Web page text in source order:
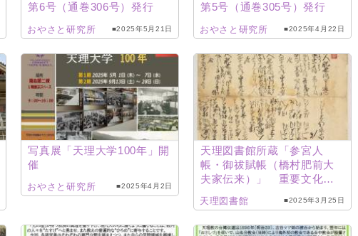
第6号（通巻306号）発行
おやさと研究所 ■2025年5月21日
第5号（通巻305号）発行
おやさと研究所 ■2025年4月22日
写真展「天理大学100年」開
催
おやさと研究所 ■2025年4月2日
天理図書館所蔵「参宮人
帳・御祓賦帳（橋村肥前大
夫家伝来）」 重要文化財
天理図書館 ■2025年3月25日